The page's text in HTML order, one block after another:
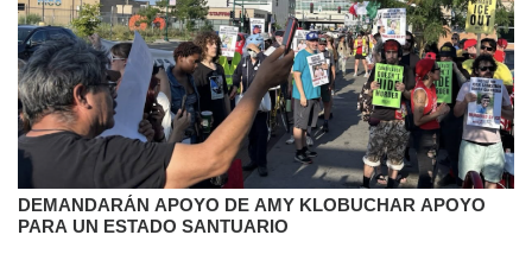
DEMANDARÁN APOYO DE AMY KLOBUCHAR APOYO
PARA UN ESTADO SANTUARIO